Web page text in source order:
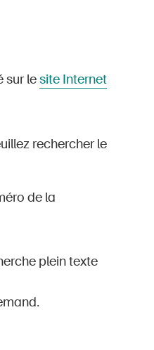
sur lesite Internet
rechercher le
de la
plein texte